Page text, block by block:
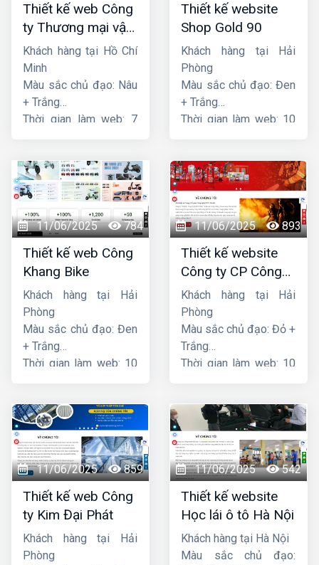
Thiết kế web Công
ty Thương mại vận
tải Song Bằng
Khách hàng tại Hồ Chí
Minh
Màu sắc chủ đạo: Nâu
+ Trắng
Thời gian làm web: 7
Thiết kế website
Shop Gold 90
Khách hàng tại Hải
Phòng
Màu sắc chủ đạo: Đen
+ Trắng
Thời gian làm web: 10
11/06/2025 784
Thiết kế web Công
Khang Bike
Khách hàng tại Hải
Phòng
Màu sắc chủ đạo: Đen
+ Trắng
Thời gian làm web: 10
11/06/2025 893
Thiết kế website
Công ty CP Công
nghệ PCCC Bắc Hà
Khách hàng tại Hải
Phòng
Màu sắc chủ đạo: Đỏ +
Trắng
Thời gian làm web: 10
11/06/2025 859
Thiết kế web Công
ty Kim Đại Phát
Khách hàng tại Hải
Phòng
11/06/2025 542
Thiết kế website
Học lái ô tô Hà Nội
Khách hàng tại Hà Nội
Màu sắc chủ đạo: